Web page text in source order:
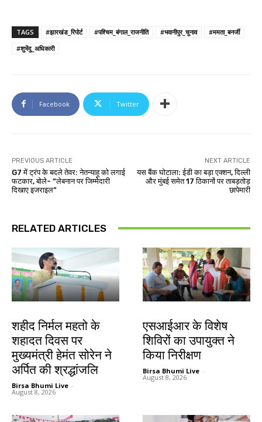
TAGS #झारखंड_रिपोर्ट #पश्चिम_बंगाल_राजनीति #भवानीपुर_चुनाव
#ममता_बनर्जी
#शुभेंदु_अधिकारी
Facebook Twitter
PREVIOUS ARTICLE
G7 में ट्रंप के बदले तेवर: नेतन्याहू को लगाई
फटकार, बोले- “लेबनान पर जिम्मेदारी
दिखाए इजराइल”
NEXT ARTICLE
यस बैंक घोटाला: ईडी का बड़ा एक्शन, दिल्ली
और मुंबई समेत 17 ठिकानों पर ताबड़तोड़
छापेमारी
RELATED ARTICLES
शहीद निर्मल महतो के
शहादत दिवस पर
मुख्यमंत्री हेमंत सोरेन ने
अर्पित की श्रद्धांजलि
Birsa Bhumi Live -
August 8, 2026
एसआईआर के विशेष
शिविरों का उपायुक्त ने
किया निरीक्षण
Birsa Bhumi Live -
August 8, 2026